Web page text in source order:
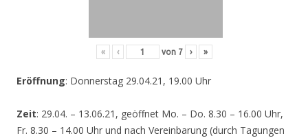
« ‹ von 7 › »
Eröffnung: Donnerstag 29.04.21, 19.00 Uhr
Zeit: 29.04. – 13.06.21, geöffnet Mo. – Do. 8.30 – 16.00 Uhr,
Fr. 8.30 – 14.00 Uhr und nach Vereinbarung (durch Tagungen